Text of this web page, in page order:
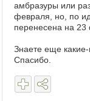
амбразуры или
февраля, но, по
перенесена на 23
Знаете еще
Спасибо.